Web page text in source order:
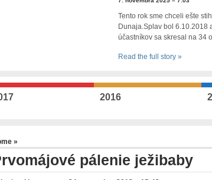
Tento rok sme chceli ešte
Dunaja.Splav bol 6.10.2018
účastníkov sa skresal na 34
Read the full story »
2016
»
pálenie ježibaby